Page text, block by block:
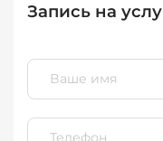
Запись на